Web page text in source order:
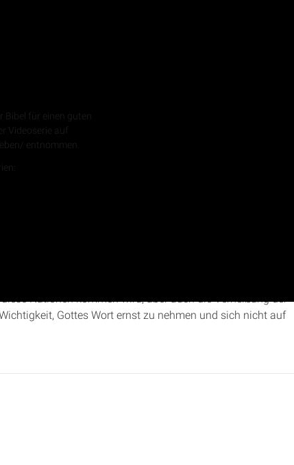
für einen guten
Videoserie auf
entnommen.
insbesondere die Philister und Moabiter. Sie thematisiert die
Nationen kommen wird, aber auch die Verheißung der
Gottes Wort ernst zu nehmen und sich nicht auf